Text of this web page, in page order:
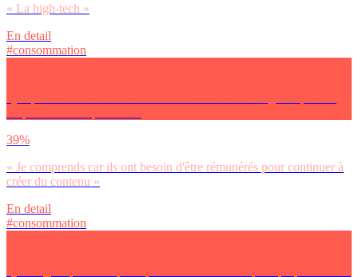
« La high-tech »
En detail
#consommation
39%
« Je comprends car ils ont besoin d'être rémunérés pour continuer à
créer du contenu »
En detail
#consommation